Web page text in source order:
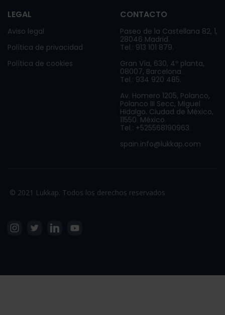
LEGAL
Aviso legal
Política de privacidad
Política de cookies
CONTACTO
Paseo de la Castellana 82, 1,
28046 Madrid.
Tel.: 913 101 879.
Gran Vía, 630, 4º planta,
08007, Barcelona.
Tel.: 934 920 485.
Av. Homero 1205, Polanco,
Polanco III Secc, Miguel
Hidalgo. Ciudad de México,
11550. México.
Tel.: +525568190963.
spain.info@lukkap.com
© 2021 Lukkap. Todos los derechos reservados